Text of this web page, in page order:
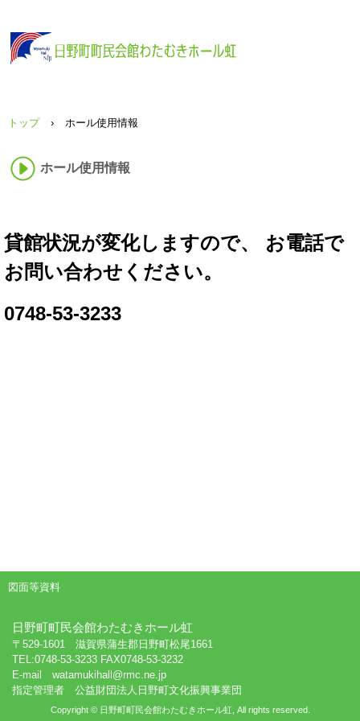
トップ › ホール使用情報
ホール使用情報
貸館状況が変化しますので、 お電話で
お問い合わせください。
0748-53-3233
図面等資料
日野町町民会館わたむきホール虹
〒529-1601 滋賀県蒲生郡日野町松尾1661
TEL:0748-53-3233 FAX0748-53-3232
E-mail watamukihall@rmc.ne.jp
指定管理者 公益財団法人日野町文化振興事業団
Copyright © 日野町町民会館わたむきホール虹, All rights reserved.